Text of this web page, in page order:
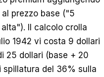
prezzo base ("5
Il calcolo crolla
1942 vi costa 9 dollari
25 dollari (base + 20
del 36% sulla